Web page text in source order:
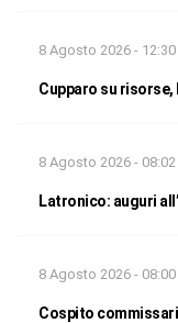
8 Agosto 2026 - 12:30
Cupparo su risorse,
8 Agosto 2026 - 08:02
Latronico: auguri
8 Agosto 2026 - 08:00
Cospito